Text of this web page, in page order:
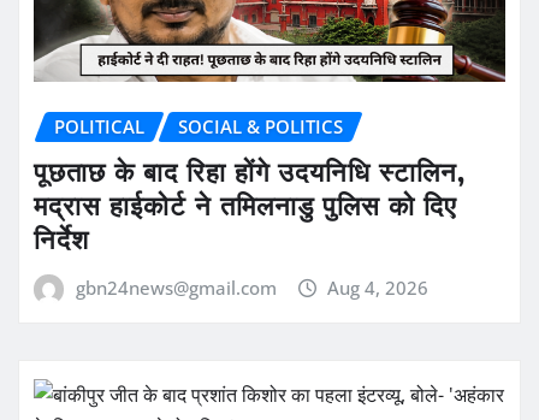
POLITICAL SOCIAL & POLITICS
पूछताछ के बाद रिहा होंगे उदयनिधि स्टालिन,
मद्रास हाईकोर्ट ने तमिलनाडु पुलिस को दिए
निर्देश
gbn24news@gmail.com Aug 4, 2026